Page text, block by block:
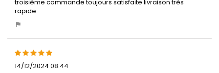
troisième commande toujours satisfaite livraison très
rapide
14/12/2024 08:44